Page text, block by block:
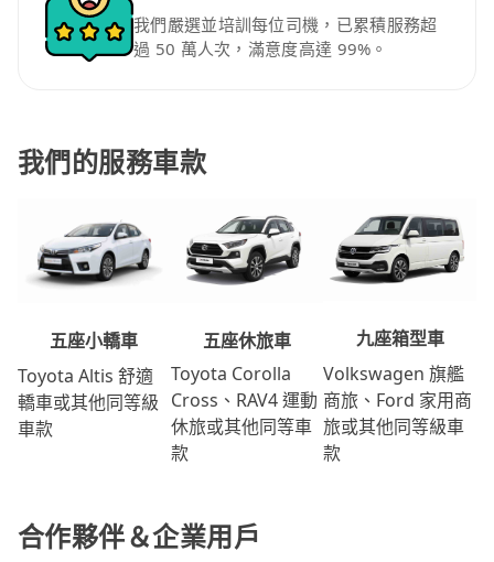
我們嚴選並培訓每位司機，已累積服務超
過 50 萬人次，滿意度高達 99%。
我們的服務車款
五座小轎車
Toyota Altis 舒適
轎車或其他同等級
車款
五座休旅車
Toyota Corolla
Cross、RAV4 運動
休旅或其他同等車
款
九座箱型車
Volkswagen 旗艦
商旅、Ford 家用商
旅或其他同等級車
款
合作夥伴＆企業用戶